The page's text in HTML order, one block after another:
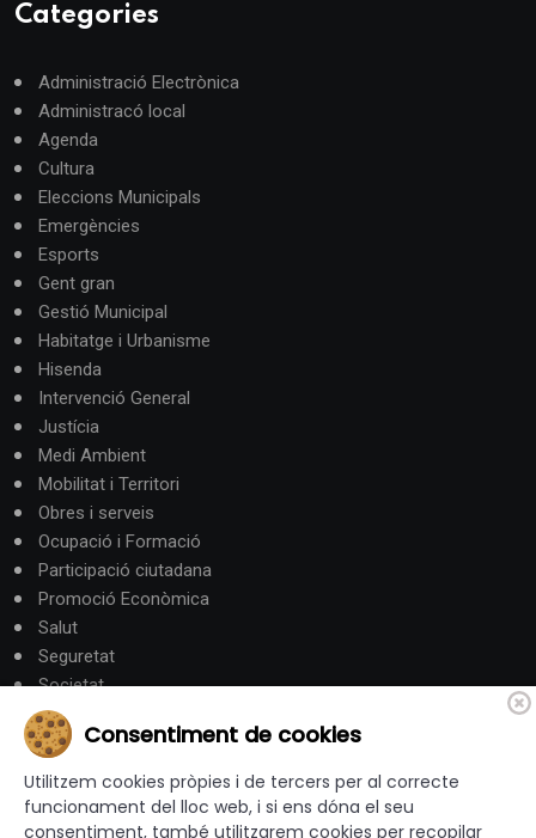
Categories
Administració Electrònica
Administracó local
Agenda
Cultura
Eleccions Municipals
Emergències
Esports
Gent gran
Gestió Municipal
Habitatge i Urbanisme
Hisenda
Intervenció General
Justícia
Medi Ambient
Mobilitat i Territori
Obres i serveis
Ocupació i Formació
Participació ciutadana
Promoció Econòmica
Salut
Seguretat
Societat
Turisme
Altres Canals
Consentiment de cookies
Utilitzem cookies pròpies i de tercers per al correcte
funcionament del lloc web, i si ens dóna el seu
consentiment, també utilitzarem cookies per recopilar